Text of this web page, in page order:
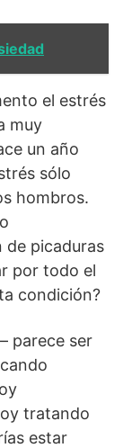
el estrés
muy
un año
sólo
hombros.
de picaduras
por todo el
condición?
parece ser
tratando
estar